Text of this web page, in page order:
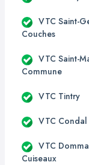
VTC Saint-
Couches
VTC Saint-
Commune
VTC Tintry
VTC Condal
VTC
Cuiseaux